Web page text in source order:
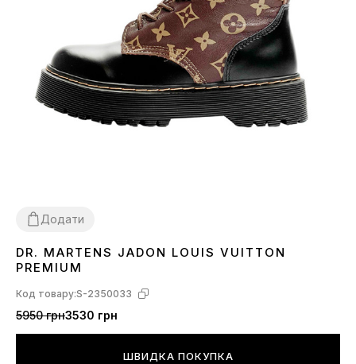
Додати
36 3739
DR. MARTENS JADON LOUIS VUITTON
PREMIUM
Код товару:S-2350033
5950 грн3530 грн
ШВИДКА ПОКУПКА